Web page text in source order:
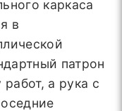
каркаса
в
патрон
а рука с